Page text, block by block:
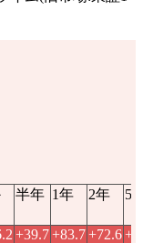
半年 1年 2年 5
+39.7+83.7+72.6